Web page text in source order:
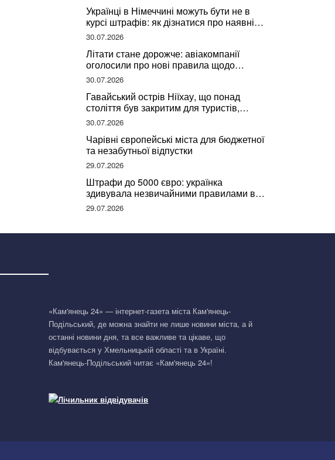
Українці в Німеччині можуть бути не в
курсі штрафів: як дізнатися про наявні
борги
30.07.2026
Літати стане дорожче: авіакомпанії
оголосили про нові правила щодо
вибору місць
30.07.2026
Гавайський острів Ніїхау, що понад
століття був закритим для туристів,
починає приймати перших відвідувачів
30.07.2026
Чарівні європейські міста для бюджетної
та незабутньої відпустки
29.07.2026
Штрафи до 5000 євро: українка
здивувала незвичайними правилами в
Німеччині та поділилася правдою
29.07.2026
«Кам'янець 24» — інтернет-газета міста Кам'янець-
Подільський, де можна знайти не лише новини міста, а й
останні новини дня, та все важливе та цікаве, що
відбувається у Хмельницькій області та в Україні.
Кам'янець-Подільський читає «Кам'янець 24»!